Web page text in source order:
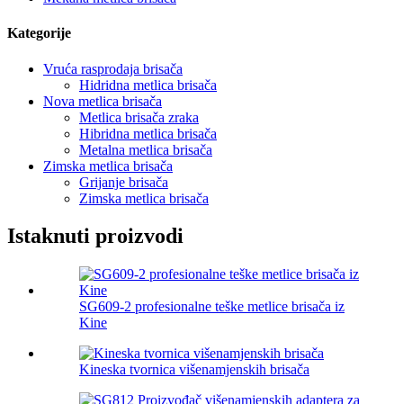
Kategorije
Vruća rasprodaja brisača
Hidridna metlica brisača
Nova metlica brisača
Metlica brisača zraka
Hibridna metlica brisača
Metalna metlica brisača
Zimska metlica brisača
Grijanje brisača
Zimska metlica brisača
Istaknuti proizvodi
SG609-2 profesionalne teške metlice brisača iz
Kine
Kineska tvornica višenamjenskih brisača